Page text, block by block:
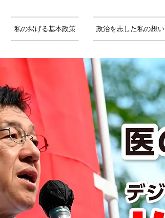
私の掲げる基本政策 政治を志した私の想い